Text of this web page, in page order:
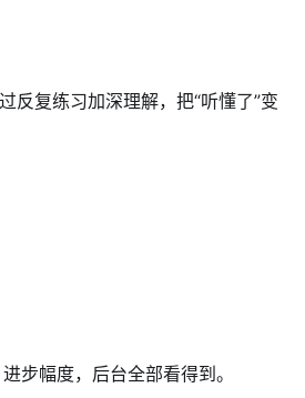
复练习加深理解，把“听懂了”变
步幅度，后台全部看得到。